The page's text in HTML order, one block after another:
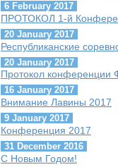
6 February 2017
ПРОТОКОЛ 1-й
20 January 2017
Республиканские
20 January 2017
Протокол
16 January 2017
Внимание Лавины 2017
9 January 2017
Конференция 2017
31 December 2016
С Новым Годом!